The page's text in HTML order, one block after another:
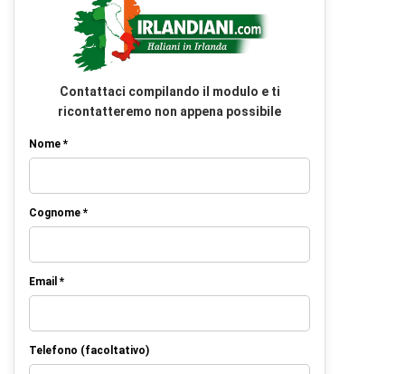
Contattaci compilando il modulo e ti
ricontatteremo non appena possibile
Nome *
Cognome *
Email *
Telefono (facoltativo)